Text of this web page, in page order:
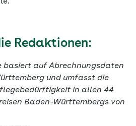
Redaktionen:
basiert auf Abrechnungsdaten
und umfasst die
in allen 44
Baden-Württembergs von